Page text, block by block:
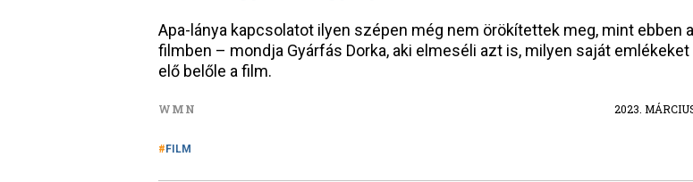
Apa-lánya kapcsolatot ilyen szépen még nem örökítettek meg, mint ebben a
filmben – mondja Gyárfás Dorka, aki elmeséli azt is, milyen saját
elő belőle a film.
WMN 2023.
FILM